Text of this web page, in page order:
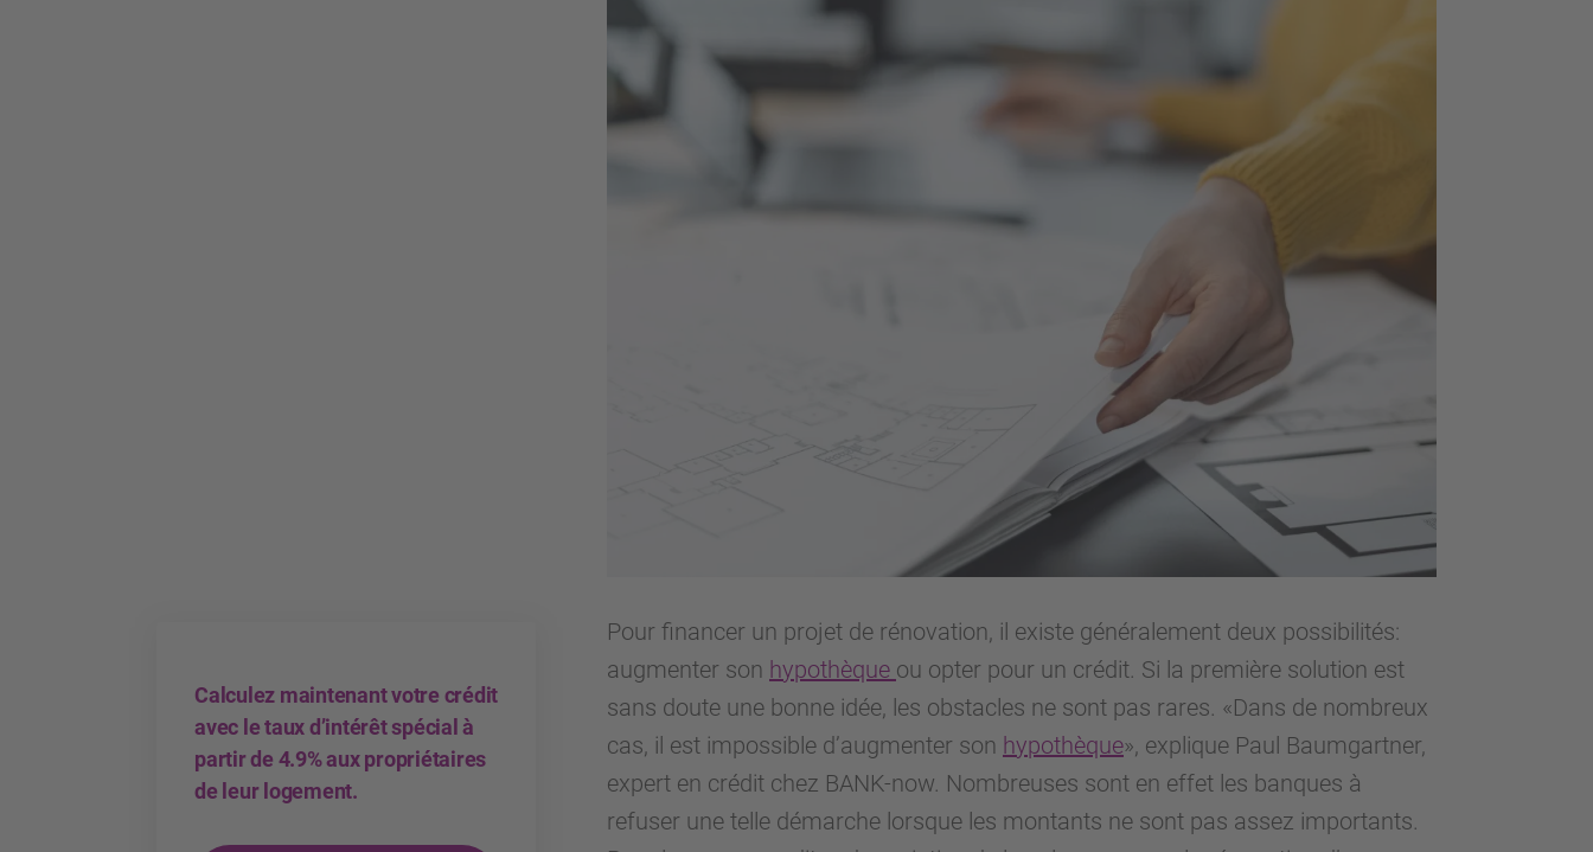
Calculez maintenant votre crédit
avec le taux d’intérêt spécial à
partir de 4.9% aux propriétaires
de leur logement.
Pour financer un projet de rénovation, il existe généralement deux possibilités:
augmenter son hypothèque ou opter pour un crédit. Si la première solution est
sans doute une bonne idée, les obstacles ne sont pas rares. «Dans de nombreux
cas, il est impossible d’augmenter son hypothèque», explique Paul Baumgartner,
expert en crédit chez BANK-now. Nombreuses sont en effet les banques à
refuser une telle démarche lorsque les montants ne sont pas assez importants.